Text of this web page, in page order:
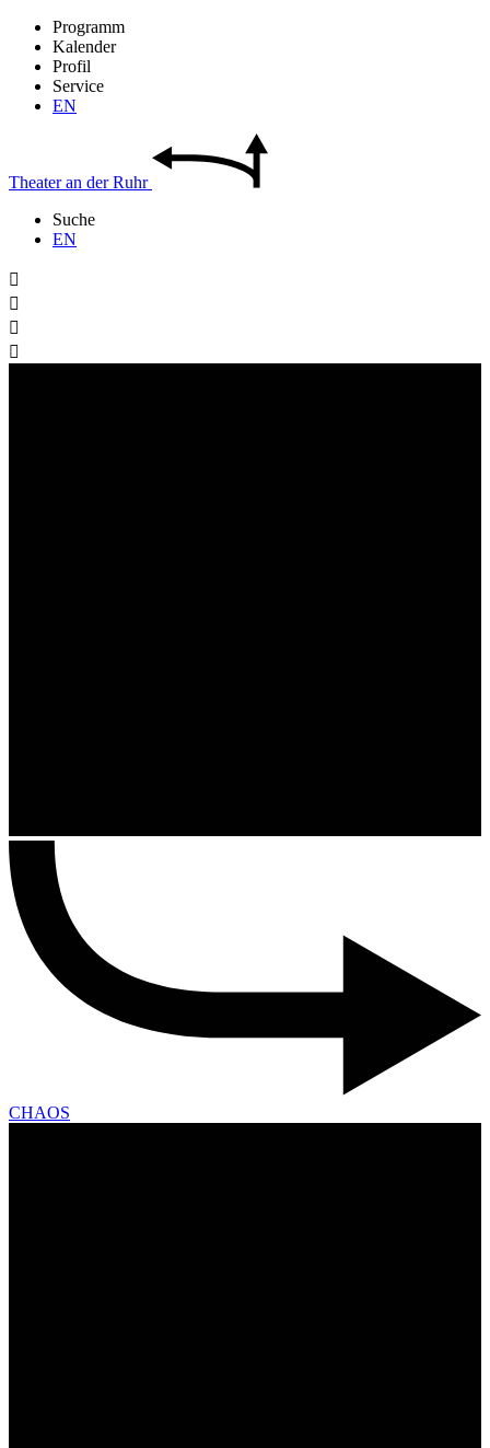
Programm
Kalender
Profil
Service
EN
Theateran derRuhr
Suche
EN




CHAOS